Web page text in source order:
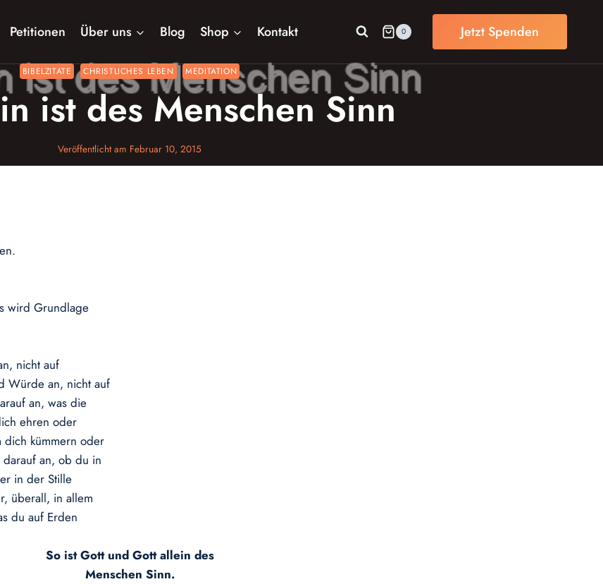
Petitionen Über uns Blog Shop Kontakt 0 Jetzt Spenden
BIBELZITATE CHRISTLICHES LEBEN MEDITATION
ist des Menschen Sinn
Veröffentlicht am Februar 10, 2015
wird Grundlage
nicht auf
Würde an, nicht auf
an, was die
ehren oder
dich kümmern oder
an, ob du in
in der Stille
überall, in allem
du auf Erden
So ist Gott und Gott allein des
Menschen Sinn.